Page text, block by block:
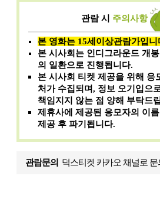
관람 시 주의사항
본 영화는 15세이상관람가입니
본 시사회는 인디그라운드 개
의 일환으로 진행됩니다.
본 시사회 티켓 제공을 위해 응
처가 수집되며, 정보 오기입으
책임지지 않는 점 양해 부탁드
제휴사에 제공된 응모자의 이
제공 후 파기됩니다.
관람문의 덕스티켓 카카오 채널로 문